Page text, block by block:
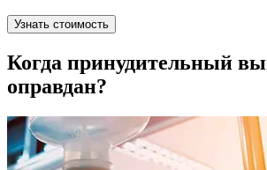
Узнать стоимость
Когда принудительный
оправдан?